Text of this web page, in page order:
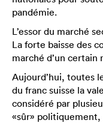
pandémie.
L’essor du marché
La forte baisse des
marché d’un certain
Aujourd’hui, toutes
du franc suisse la
considéré par
«sûr»